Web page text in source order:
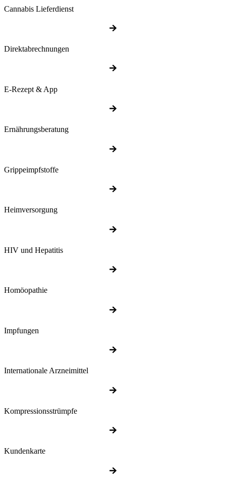
Cannabis Lieferdienst
Direktabrechnungen
E-Rezept & App
Ernährungsberatung
Grippeimpfstoffe
Heimversorgung
HIV und Hepatitis
Homöopathie
Impfungen
Internationale Arzneimittel
Kompressionsstrümpfe
Kundenkarte